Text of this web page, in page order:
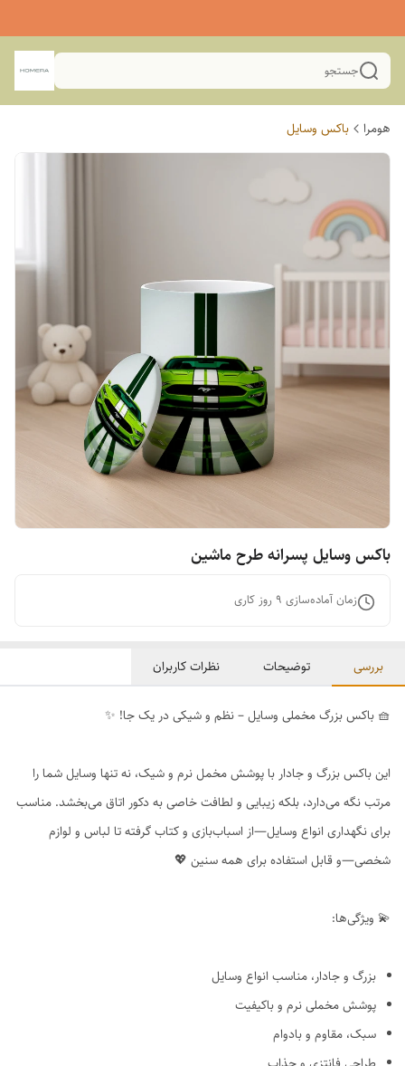
جستجو
هومرا باکس وسایل
باکس وسایل پسرانه طرح ماشین
زمان آماده‌سازی 9 روز کاری
بررسی توضیحات نظرات کاربران
🧺 باکس بزرگ مخملی وسایل – نظم و شیکی در یک جا! ✨
این باکس بزرگ و جادار با پوشش مخمل نرم و شیک، نه تنها وسایل شما را
مرتب نگه می‌دارد، بلکه زیبایی و لطافت خاصی به دکور اتاق می‌بخشد. مناسب
برای نگهداری انواع وسایل—از اسباب‌بازی و کتاب گرفته تا لباس و لوازم
شخصی—و قابل استفاده برای همه سنین 💖
💫 ویژگی‌ها:
بزرگ و جادار، مناسب انواع وسایل
پوشش مخملی نرم و باکیفیت
سبک، مقاوم و بادوام